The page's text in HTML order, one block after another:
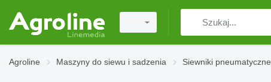
Agroline Maszyny do siewu i sadzenia Siewniki pneumatyczne